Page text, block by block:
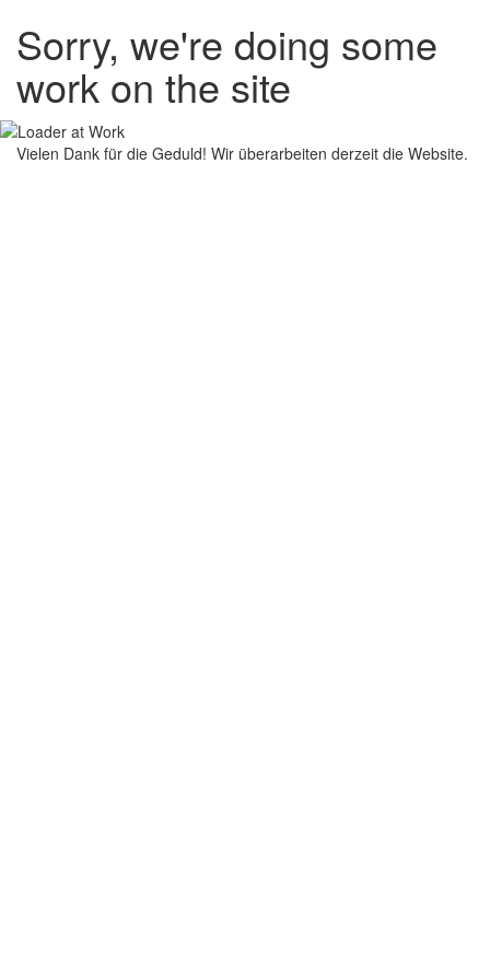
Sorry, we're doing some
work on the site
Vielen Dank für die Geduld! Wir überarbeiten derzeit die Website.